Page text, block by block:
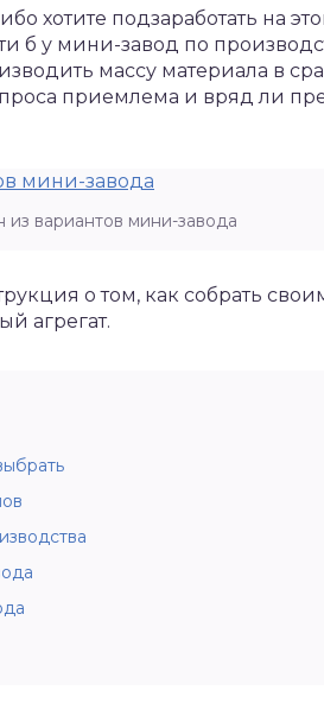
хотите подзаработать на
б у мини-завод по
массу материала в
приемлема и вряд ли
из вариантов мини-завода
о том, как собрать
агрегат.